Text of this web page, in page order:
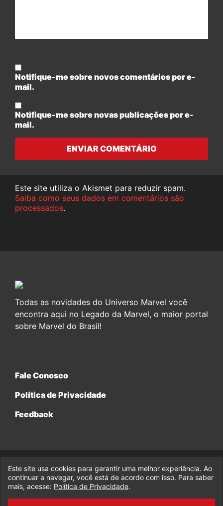
Notifique-me sobre novos comentários por e-
mail.
Notifique-me sobre novas publicações por e-
mail.
ENVIAR COMENTÁRIO
Este site utiliza o Akismet para reduzir spam.
Saiba como seus dados em comentários são
processados.
Todas as novidades do Universo Marvel você
encontra aqui no Legado da Marvel, o maior portal
sobre Marvel do Brasil!
Fale Conosco
Política de Privacidade
Feedback
© 2017-2026 Legado da Marvel, uma empresa da Legado
Enterprises.
fabiolobo
Este site usa cookies para garantir uma melhor experiência. Ao
continuar a navegar, você está de acordo com isso. Para saber
mais, acesse: Política de Privacidade.